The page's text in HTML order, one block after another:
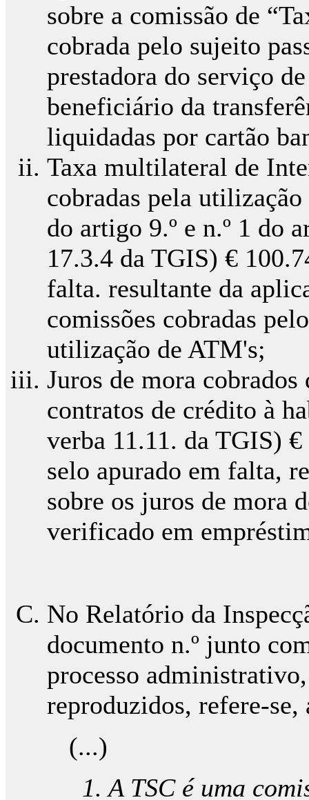
sobre a comissão de
cobrada pelo sujeito
prestadora do serviço
beneficiário da
liquidadas por cartão
Taxa multilateral de
cobradas pela
do artigo 9.º e n.º 1 do
17.3.4 da TGIS) €
falta. resultante da
comissões cobradas
utilização de ATM's;
Juros de mora
contratos de crédito à
verba 11.11. da TGIS)
selo apurado em falta,
sobre os juros de mora
verificado em
No Relatório da
documento n.º junto
processo
reproduzidos, refere-
(...)
1.A TSC é uma